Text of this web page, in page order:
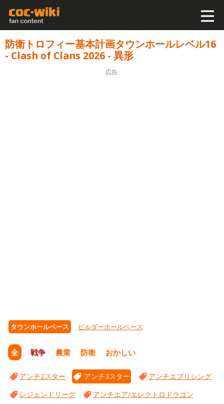
防衛トロフィー基本計画タウンホールレベル16
- Clash of Clans 2026 - 異形
広告:
タウンホールベース ビルダーホールベース
全 戦争 農業 防衛 おかしい
アンチ2スター アンチ3スター
アンチエブリシング
レジェンドリーグ
アンチエア/エレクトロドラゴン